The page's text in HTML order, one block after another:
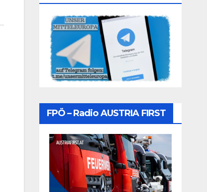
FPÖ – Radio AUSTRIA FIRST